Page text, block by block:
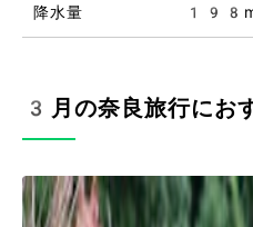
降水量
3月の奈良旅行にお